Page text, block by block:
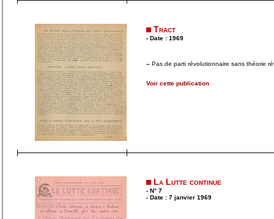
Tract
- Date : 1969
– Pas de parti révolutionnaire sans théorie
Voir cette publication
La Lutte continue
- N° 7
- Date : 7 janvier 1969